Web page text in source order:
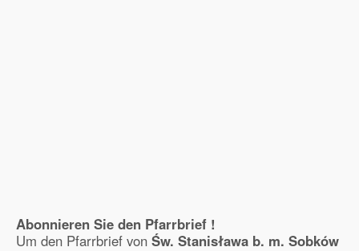
Abonnieren Sie den Pfarrbrief !
Um den Pfarrbrief von Św. Stanisława b. m. Sobków